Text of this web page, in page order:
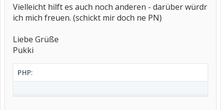
Vielleicht hilft es auch noch anderen - darüber würdr
ich mich freuen. (schickt mir doch ne PN)
Liebe Grüße
Pukki
PHP: